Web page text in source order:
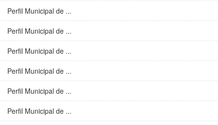
Perfil Municipal de ...
Perfil Municipal de ...
Perfil Municipal de ...
Perfil Municipal de ...
Perfil Municipal de ...
Perfil Municipal de ...